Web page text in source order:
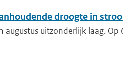
droogte in
uitzonderlijk laag. Op